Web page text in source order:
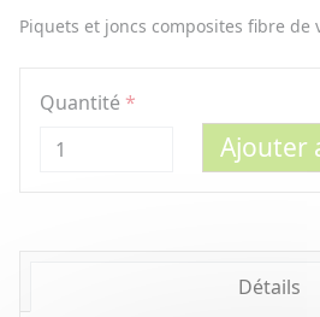
Piquets et joncs composites fibre de
Quantité
Ajouter
Détails